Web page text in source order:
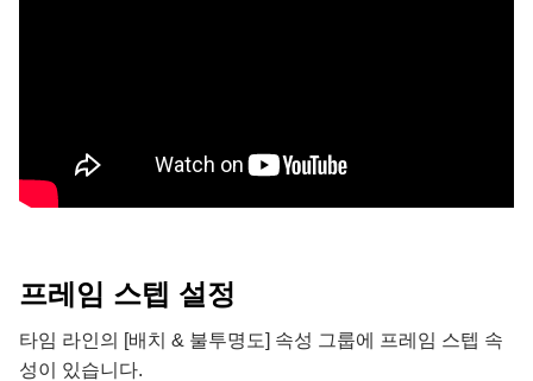
프레임 스텝 설정
타임 라인의 [배치 & 불투명도] 속성 그룹에 프레임 스텝 속
성이 있습니다.